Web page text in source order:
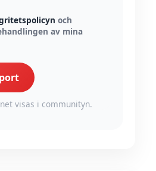
och
av mina
visas i communityn.